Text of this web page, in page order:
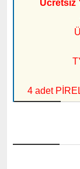
Ücretsiz
4 adet